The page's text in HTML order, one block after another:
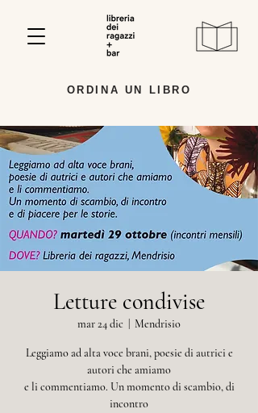
ORDINA UN LIBRO
Letture condivise
mar 24 dic Mendrisio
Leggiamo ad alta voce brani, poesie di autrici e
autori che amiamo
e li commentiamo. Un momento di scambio, di
incontro